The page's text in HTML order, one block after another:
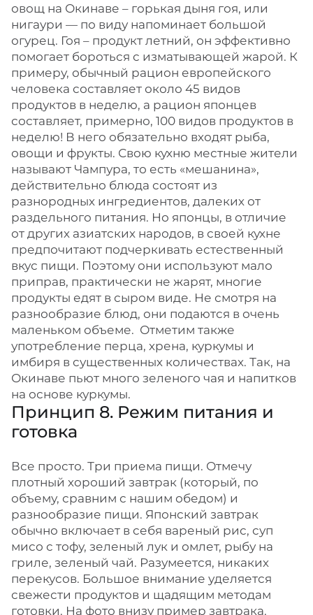
овощ на Окинаве – горькая дыня гоя, или
нигаури — по виду напоминает большой
огурец. Гоя – продукт летний, он эффективно
помогает бороться с изматывающей жарой. К
примеру, обычный рацион европейского
человека составляет около 45 видов
продуктов в неделю, а рацион японцев
составляет, примерно, 100 видов продуктов в
неделю! В него обязательно входят рыба,
овощи и фрукты. Свою кухню местные жители
называют Чампура, то есть «мешанина»,
действительно блюда состоят из
разнородных ингредиентов, далеких от
раздельного питания. Но японцы, в отличие
от других азиатских народов, в своей кухне
предпочитают подчеркивать естественный
вкус пищи. Поэтому они используют мало
приправ, практически не жарят, многие
продукты едят в сыром виде. Не смотря на
разнообразие блюд, они подаются в очень
маленьком объеме. Отметим также
употребление перца, хрена, куркумы и
имбиря в существенных количествах. Так, на
Окинаве пьют много зеленого чая и напитков
на основе куркумы.
Принцип 8. Режим питания и
готовка
Все просто. Три приема пищи. Отмечу
плотный хороший завтрак (который, по
объему, сравним с нашим обедом) и
разнообразие пищи. Японский завтрак
обычно включает в себя вареный рис, суп
мисо с тофу, зеленый лук и омлет, рыбу на
гриле, зеленый чай. Разумеется, никаких
перекусов. Большое внимание уделяется
свежести продуктов и щадящим методам
готовки. На фото внизу пример завтрака.